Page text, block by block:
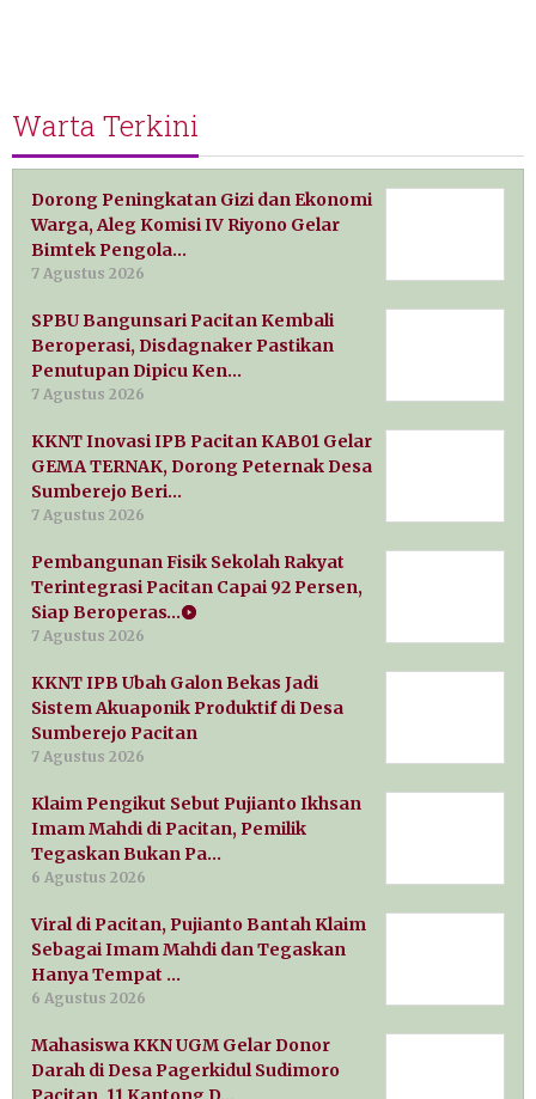
Warta Terkini
Dorong Peningkatan Gizi dan Ekonomi
Warga, Aleg Komisi IV Riyono Gelar
Bimtek Pengola…
7 Agustus 2026
SPBU Bangunsari Pacitan Kembali
Beroperasi, Disdagnaker Pastikan
Penutupan Dipicu Ken…
7 Agustus 2026
KKNT Inovasi IPB Pacitan KAB01 Gelar
GEMA TERNAK, Dorong Peternak Desa
Sumberejo Beri…
7 Agustus 2026
Pembangunan Fisik Sekolah Rakyat
Terintegrasi Pacitan Capai 92 Persen,
Siap Beroperas…
7 Agustus 2026
KKNT IPB Ubah Galon Bekas Jadi
Sistem Akuaponik Produktif di Desa
Sumberejo Pacitan
7 Agustus 2026
Klaim Pengikut Sebut Pujianto Ikhsan
Imam Mahdi di Pacitan, Pemilik
Tegaskan Bukan Pa…
6 Agustus 2026
Viral di Pacitan, Pujianto Bantah Klaim
Sebagai Imam Mahdi dan Tegaskan
Hanya Tempat …
6 Agustus 2026
Mahasiswa KKN UGM Gelar Donor
Darah di Desa Pagerkidul Sudimoro